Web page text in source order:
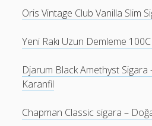
Oris Vintage Club Vanilla Slim
Yeni Rakı Uzun Demleme
Djarum Black Amethyst Sigara
Karanfil
Chapman Classic sigara –